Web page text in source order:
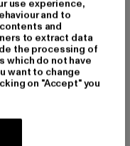
use experience,
and to
and
to extract data
the processing of
which do not have
want to change
on "Accept" you